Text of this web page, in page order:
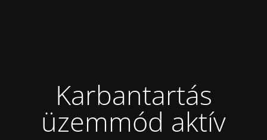
Karbantartás
üzemmód aktív